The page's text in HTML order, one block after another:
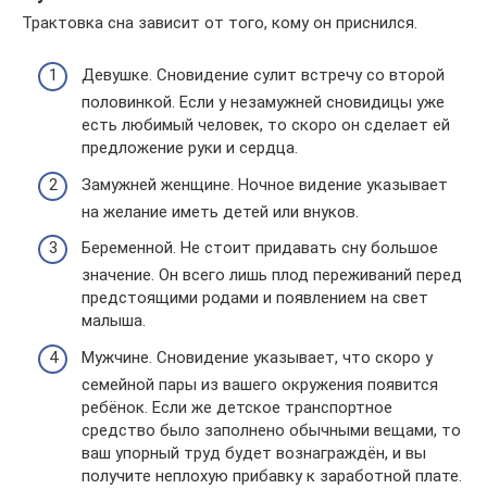
Трактовка сна зависит от того, кому он приснился.
Девушке. Сновидение сулит встречу со второй
половинкой. Если у незамужней сновидицы уже
есть любимый человек, то скоро он сделает ей
предложение руки и сердца.
Замужней женщине. Ночное видение указывает
на желание иметь детей или внуков.
Беременной. Не стоит придавать сну большое
значение. Он всего лишь плод переживаний перед
предстоящими родами и появлением на свет
малыша.
Мужчине. Сновидение указывает, что скоро у
семейной пары из вашего окружения появится
ребёнок. Если же детское транспортное
средство было заполнено обычными вещами, то
ваш упорный труд будет вознаграждён, и вы
получите неплохую прибавку к заработной плате.